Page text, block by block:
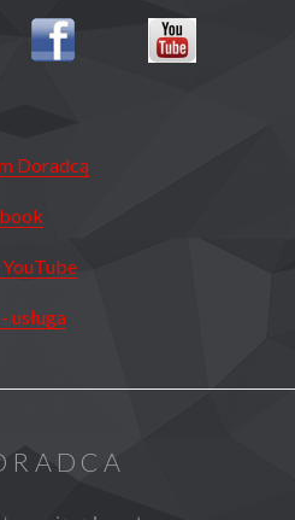
Doradcą
usługa